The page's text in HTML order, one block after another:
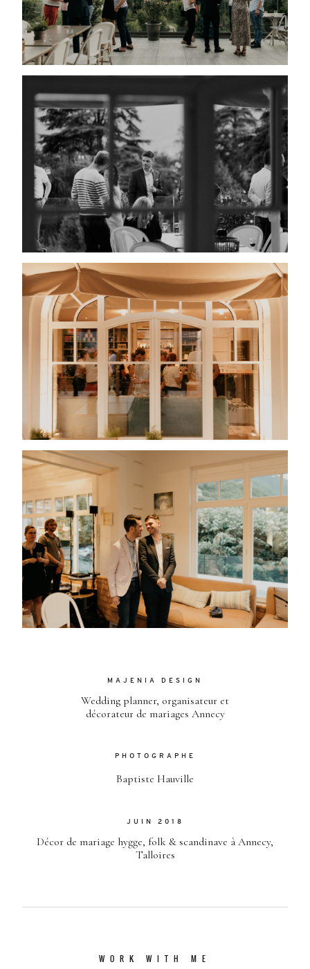
MAJENIA DESIGN
Wedding planner, organisateur et
décorateur de mariages Annecy
PHOTOGRAPHE
Baptiste Hauville
JUIN 2018
Décor de mariage hygge, folk & scandinave à Annecy,
Talloires
WORK WITH ME